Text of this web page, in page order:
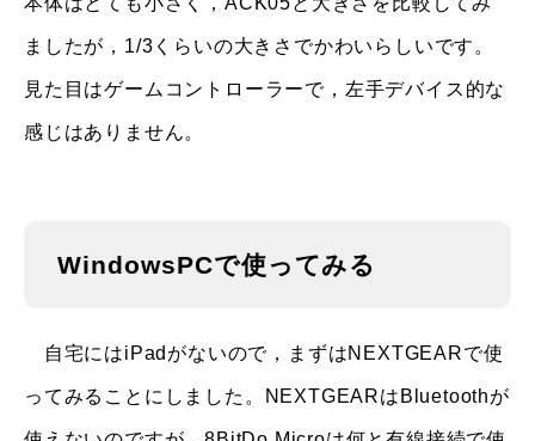
ましたが，1/3くらいの大きさでかわいらしいです。
見た目はゲームコントローラーで，左手デバイス的な
感じはありません。
WindowsPCで使ってみる
自宅にはiPadがないので，まずはNEXTGEARで使
ってみることにしました。NEXTGEARはBluetoothが